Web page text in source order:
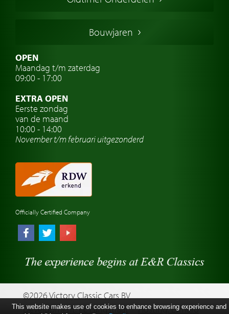
Franse oldtimers
Zweedse oldtimers
Oldtimer verzekering
Oldtimer reizen
Oldtimerwerkplaats
Automerk horloges
Classic cars Nederland
Bouwjaren
OPEN
Maandag t/m zaterdag
09:00 - 17:00
EXTRA OPEN
Eerste zondag
van de maand
10:00 - 14:00
November t/m februariuitgezonderd
Officially Certified Company
©2026 Victory Classic Cars BV
Development: Pc Langstraat
Hosting: Esmero
This website makes use of cookies to enhance browsing experience and